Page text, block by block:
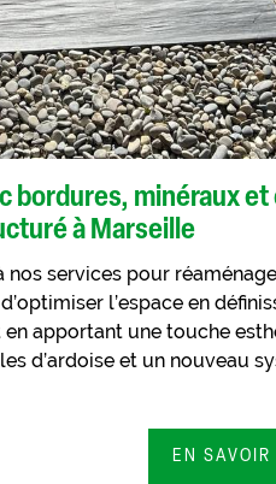
bordures, minéraux et
à Marseille
services pour
l’espace en
apportant une touche
d’ardoise et un nouveau
EN SAVOIR